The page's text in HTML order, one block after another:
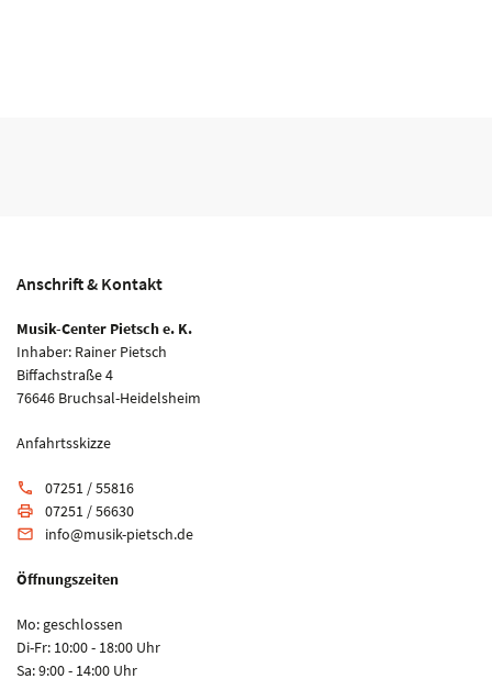
Anschrift & Kontakt
Musik-Center Pietsch e. K.
Inhaber: Rainer Pietsch
Biffachstraße 4
76646 Bruchsal-Heidelsheim
Anfahrtsskizze
phone 07251 / 55816
print 07251 / 56630
email info@musik-pietsch.de
Öffnungszeiten
Mo: geschlossen
Di-Fr: 10:00 - 18:00 Uhr
Sa: 9:00 - 14:00 Uhr